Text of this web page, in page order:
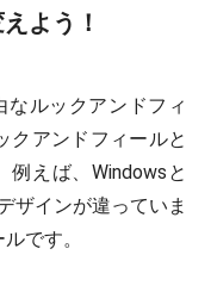
よう！
なルックアンドフィ
クアンドフィールと
例えば、Windowsと
ザインが違っていま
です。